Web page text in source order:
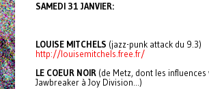
SAMEDI 31 JANVIER:
LOUISE MITCHELS (jazz-punk attack du 9.3)
http://louisemitchels.free.fr/
LE COEUR NOIR(de Metz, dont les influences
Jawbreaker à Joy Division...)